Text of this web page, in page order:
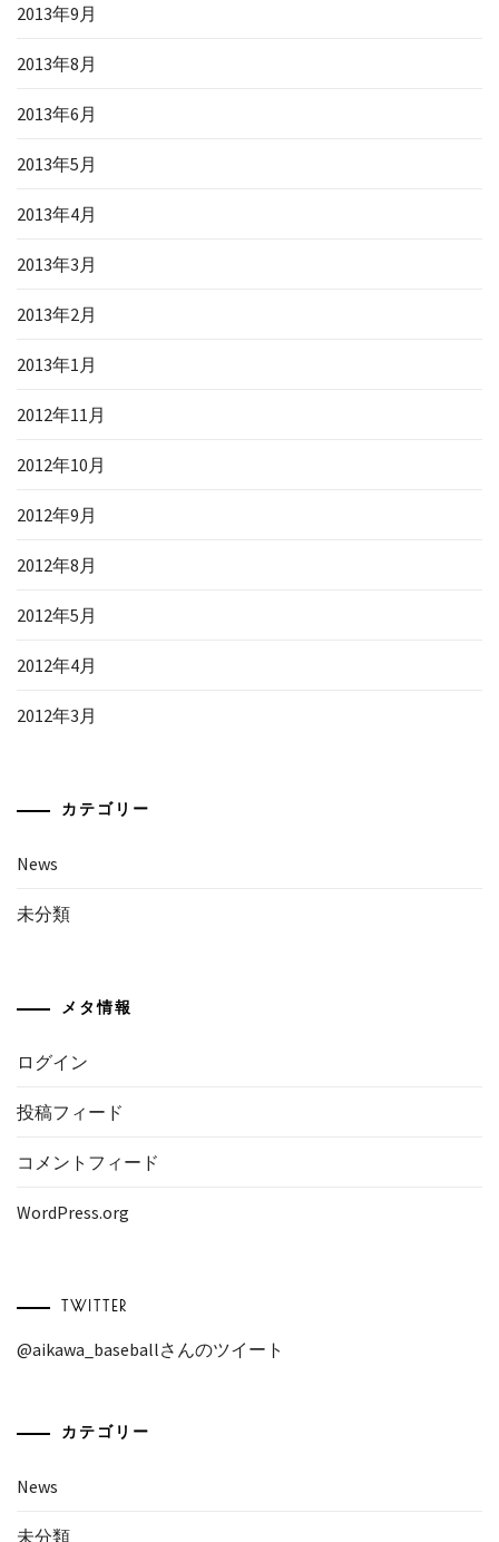
2013年9月
2013年8月
2013年6月
2013年5月
2013年4月
2013年3月
2013年2月
2013年1月
2012年11月
2012年10月
2012年9月
2012年8月
2012年5月
2012年4月
2012年3月
カテゴリー
News
未分類
メタ情報
ログイン
投稿フィード
コメントフィード
WordPress.org
TWITTER
@aikawa_baseballさんのツイート
カテゴリー
News
未分類